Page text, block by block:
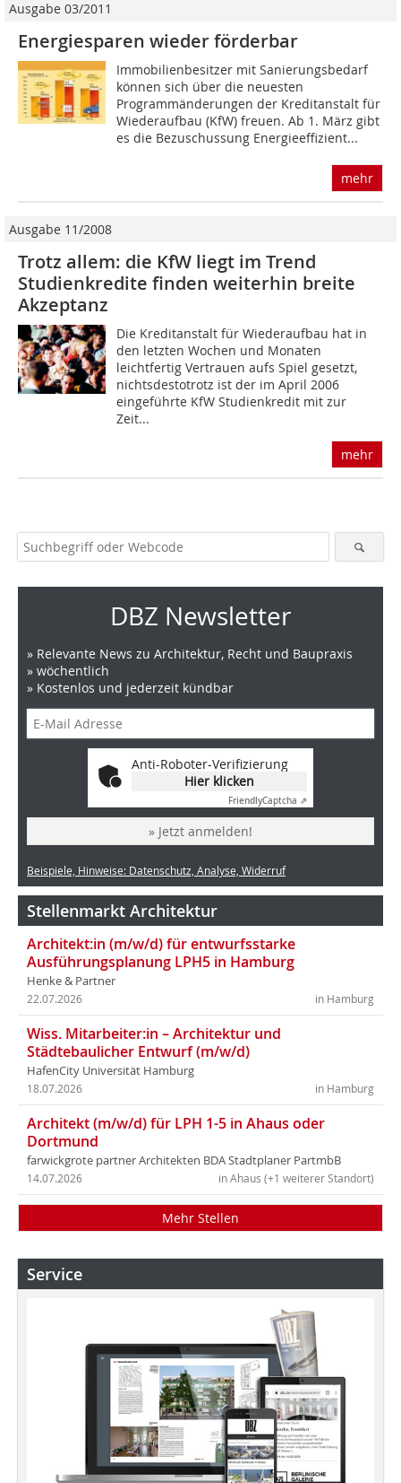
Ausgabe 03/2011
Energiesparen wieder förderbar
Immobilienbesitzer mit Sanierungsbedarf
können sich über die neuesten
Programmänderungen der Kreditanstalt für
Wiederaufbau (KfW) freuen. Ab 1. März gibt
es die Bezuschussung Energieeffizient...
mehr
Ausgabe 11/2008
Trotz allem: die KfW liegt im Trend
Studienkredite finden weiterhin breite
Akzeptanz
Die Kreditanstalt für Wiederaufbau hat in
den letzten Wochen und Monaten
leichtfertig Vertrauen aufs Spiel gesetzt,
nichtsdestotrotz ist der im April 2006
eingeführte KfW Studienkredit mit zur
Zeit...
mehr
DBZ Newsletter
» Relevante News zu Architektur, Recht und Baupraxis
» wöchentlich
» Kostenlos und jederzeit kündbar
Anti-Roboter-Verifizierung
Hier klicken
FriendlyCaptcha ⇗
» Jetzt anmelden!
Beispiele, Hinweise: Datenschutz, Analyse, Widerruf
Stellenmarkt Architektur
Architekt:in (m/w/d) für entwurfsstarke
Ausführungsplanung LPH5 in Hamburg
Henke & Partner
in Hamburg
22.07.2026
Wiss. Mitarbeiter:in – Architektur und
Städtebaulicher Entwurf (m/w/d)
HafenCity Universität Hamburg
in Hamburg
18.07.2026
Architekt (m/w/d) für LPH 1-5 in Ahaus oder
Dortmund
farwickgrote partner Architekten BDA Stadtplaner PartmbB
in Ahaus (+1 weiterer Standort)
14.07.2026
Mehr Stellen
Service